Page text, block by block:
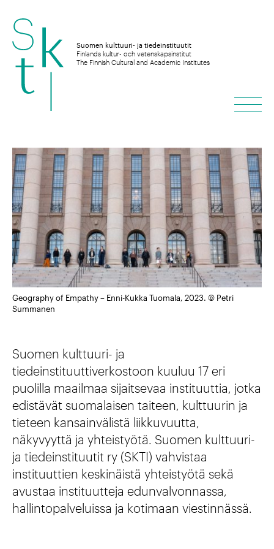
Hyppää
sisältöön
Suomen kulttuuri- ja tiedeinstituutit
Finlands kultur- och vetenskapsinstitut
The Finnish Cultural and Academic Institutes
Geography of Empathy – Enni-Kukka Tuomala, 2023. © Petri
Summanen
Suomen kulttuuri- ja
tiedeinstituuttiverkostoon kuuluu 17 eri
puolilla maailmaa sijaitsevaa instituuttia, jotka
edistävät suomalaisen taiteen, kulttuurin ja
tieteen kansainvälistä liikkuvuutta,
näkyvyyttä ja yhteistyötä. Suomen kulttuuri-
ja tiedeinstituutit ry (SKTI) vahvistaa
instituuttien keskinäistä yhteistyötä sekä
avustaa instituutteja edunvalvonnassa,
hallintopalveluissa ja kotimaan viestinnässä.